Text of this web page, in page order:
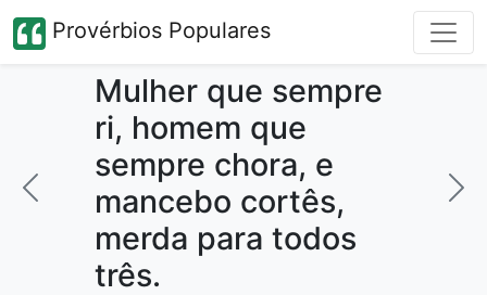
Provérbios Populares
Mulher que sempre
ri, homem que
sempre chora, e
mancebo cortês,
merda para todos
três.